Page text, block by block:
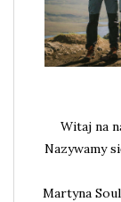
Witaj na
Nazywamy
Martyna